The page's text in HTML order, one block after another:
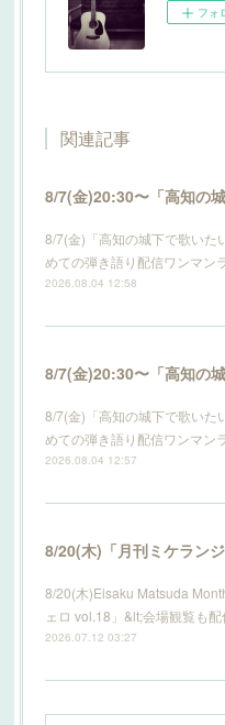
フォ
関連記事
8/7(金)「高知の城下で歌いた
めての弾き語り配信ワンマン
2026.08.04 12:58
8/7(金)「高知の城下で歌いた
めての弾き語り配信ワンマン
2026.08.04 12:57
8/20(木)Eisaku Matsuda
ェロ vol.18」&lt;会場観覧も
2026.07.12 03:27